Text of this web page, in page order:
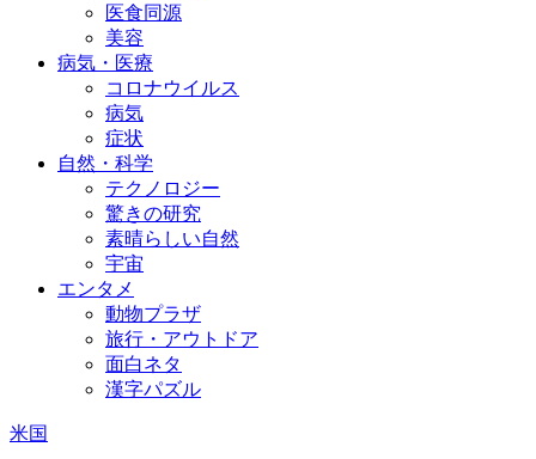
医食同源
美容
病気・医療
コロナウイルス
病気
症状
自然・科学
テクノロジー
驚きの研究
素晴らしい自然
宇宙
エンタメ
動物プラザ
旅行・アウトドア
面白ネタ
漢字パズル
米国